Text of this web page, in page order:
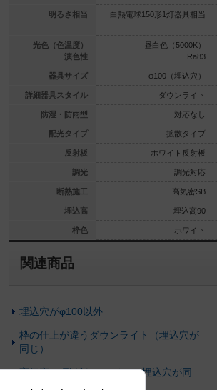
明るさ相当
光色（色温度）
演色性
器具サイズ
詳細器具スタイル
防湿・防雨型
配光タイプ
反射板
調光
断熱施工
埋込高
枠色
電球60形1灯器
温白色（3500K）
φ100（埋込穴）
ダウンライト
対応なし
集光タイプ
高気密SB
白熱電球150形1灯器具相当
昼白色（5000K）
Ra83
φ100（埋込穴）
ダウンライト
対応なし
拡散タイプ
ホワイト反射板
調光対応
高気密SB
埋込高90
ホワイト
関連商品
埋込穴がφ100以外
枠の仕上が違うダウンライト（埋込穴が
同じ）
高気密SB形ダウンライト（埋込穴が同